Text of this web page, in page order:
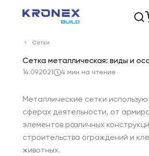
Сетки
14.09.2021 4 мин на чтение
Сетка металлическая: виды и
Металлические сетки
сферах деятельности, от
элементов различных
строительства ограждений и
животных.